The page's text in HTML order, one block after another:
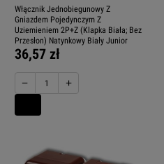
Włącznik Jednobiegunowy Z
Gniazdem Pojedynczym Z
Uziemieniem 2P+Z (Klapka Biała; Bez
Przesłon) Natynkowy Biały Junior
36,57 zł
− +